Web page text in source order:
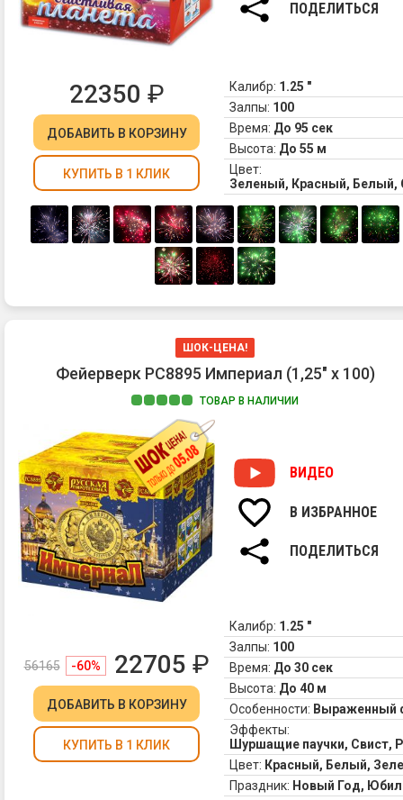
ПОДЕЛИТЬСЯ
22350 ₽
ДОБАВИТЬ В КОРЗИНУ
КУПИТЬ В 1 КЛИК
Калибр: 1.25 "
Залпы: 100
Время: До 95 сек
Высота: До 55 м
Цвет:
Зеленый, Красный,
ШОК-ЦЕНА!
Фейерверк РС8895 Империал (1,25" х 100)
ТОВАР В НАЛИЧИИ
ВИДЕО
В ИЗБРАННОЕ
ПОДЕЛИТЬСЯ
56165 -60% 22705 ₽
ДОБАВИТЬ В КОРЗИНУ
КУПИТЬ В 1 КЛИК
Калибр: 1.25 "
Залпы: 100
Время: До 30 сек
Высота: До 40 м
Особенности: Выраженный
Эффекты:
Шуршащие паучки, Свист,
Цвет: Красный, Белый,
Праздник: Новый Год,